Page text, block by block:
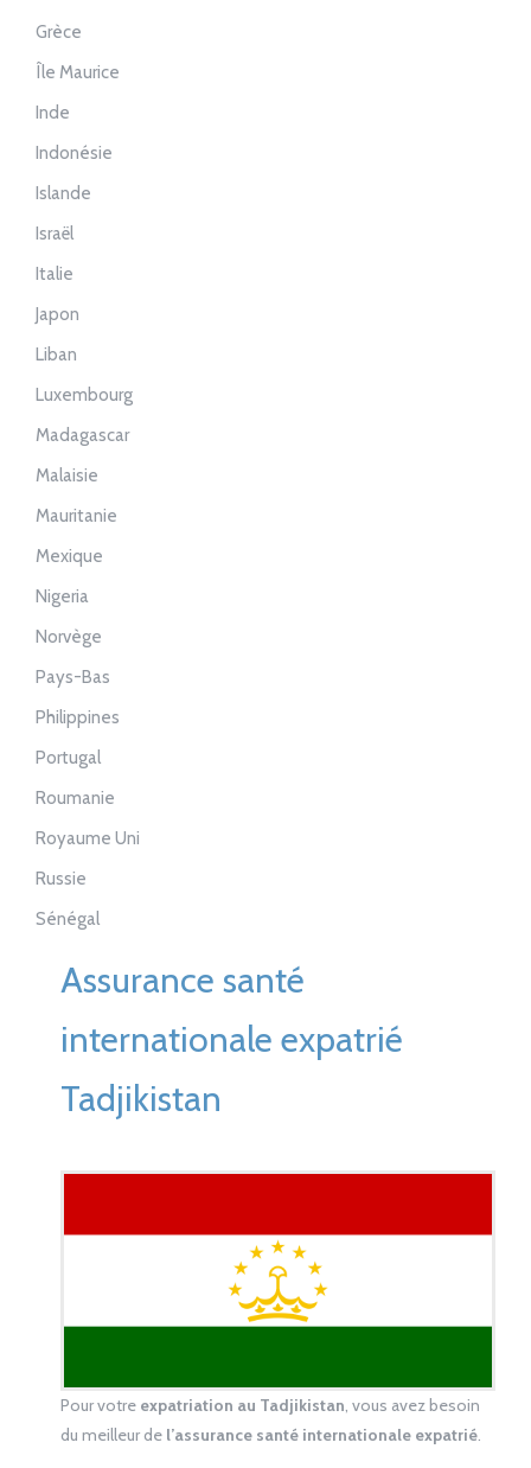
Grèce
Île Maurice
Inde
Indonésie
Islande
Israël
Italie
Japon
Liban
Luxembourg
Madagascar
Malaisie
Mauritanie
Mexique
Nigeria
Norvège
Pays-Bas
Philippines
Portugal
Roumanie
Royaume Uni
Russie
Sénégal
Assurance santé
internationale expatrié
Tadjikistan
Pour votre expatriation au Tadjikistan, vous avez besoin
du meilleur de l’assurance santé internationale expatrié.